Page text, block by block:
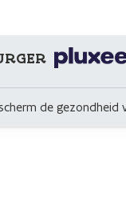
de gezondheid